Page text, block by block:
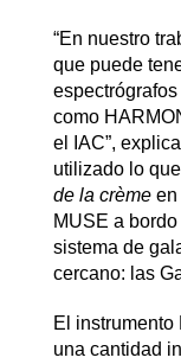
“En nuestro
que puede
como
el IAC”,
utilizado lo
de la crèmeen
MUSE a
sistema de
cercano: las
El
una cantidad